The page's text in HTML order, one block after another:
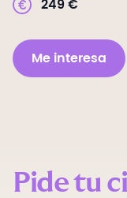
249 €
Me interesa
Pide tu